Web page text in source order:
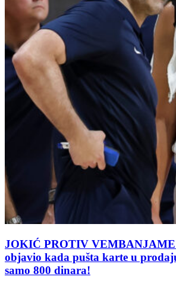
JOKIĆ PROTIV
objavio kada pušta karte u
samo 800 dinara!